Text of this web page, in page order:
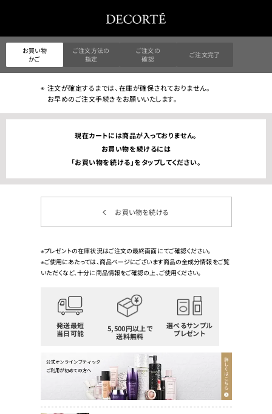
お買い物
かご
ご注文方法の
指定
ご注文の
確認
ご注文完了
注文が確定するまでは、在庫が確保されておりません。
お早めのご注文手続きをお願いいたします。
現在カートには商品が入っておりません。
お買い物を続けるには
「お買い物を続ける」をタップしてください。
お買い物を続ける
※プレゼントの在庫状況はご注文の最終画面にてご確認ください。
※ご使用にあたっては、商品ページにございます商品の全成分情報をご覧
いただくなど、十分に商品情報をご確認の上、ご使用ください。
発送最短
当日可能
5,500円以上で
送料無料
選べるサンプル
プレゼント